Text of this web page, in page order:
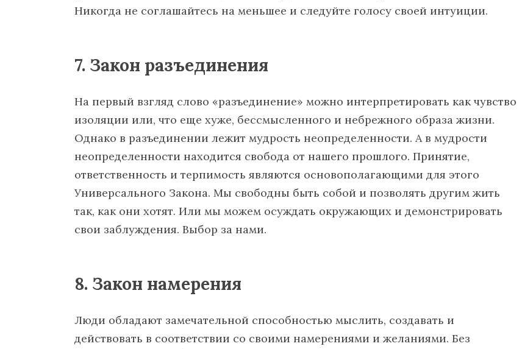
Никогда не соглашайтесь на меньшее и следуйте голосу своей интуиции.
7. Закон разъединения
На первый взгляд слово «разъединение» можно интерпретировать как чувство
изоляции или, что еще хуже, бессмысленного и небрежного образа жизни.
Однако в разъединении лежит мудрость неопределенности. А в мудрости
неопределенности находится свобода от нашего прошлого. Принятие,
ответственность и терпимость являются основополагающими для этого
Универсального Закона. Мы свободны быть собой и позволять другим жить
так, как они хотят. Или мы можем осуждать окружающих и демонстрировать
свои заблуждения. Выбор за нами.
8. Закон намерения
Люди обладают замечательной способностью мыслить, создавать и
действовать в соответствии со своими намерениями и желаниями. Без